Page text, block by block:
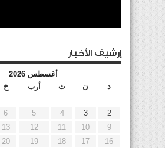
إرشيف الأخبار
أغسطس 2026
د
ن ث أرب خ
2
3
4
5
6
9
10
11
12
13
16
17
18
19
20